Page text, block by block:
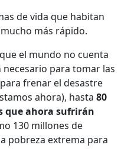
de vida que habitan
más rápido.
el mundo no cuenta
para tomar las
frenar el desastre
ahora), hasta 80
que ahora sufrirán
130 millones de
pobreza extrema para